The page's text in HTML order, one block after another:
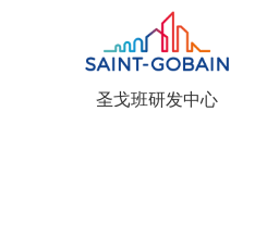
圣戈班研发中心